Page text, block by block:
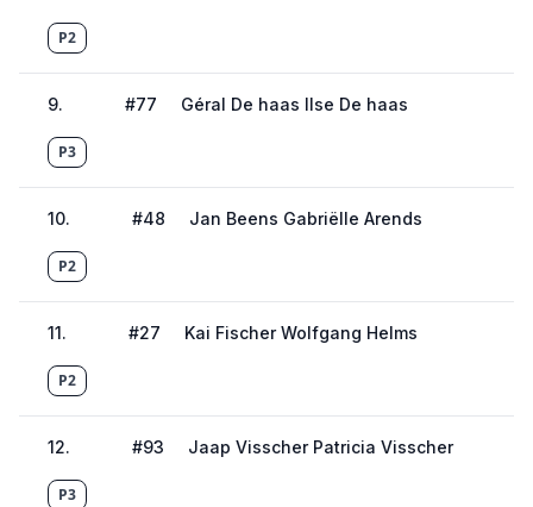
P2
9. #77 Géral De haas Ilse De haas
P3
10. #48 Jan Beens Gabriëlle Arends
P2
11 . #27 Kai Fischer Wolfgang Helms
P2
12. #93 Jaap Visscher Patricia Visscher
P3